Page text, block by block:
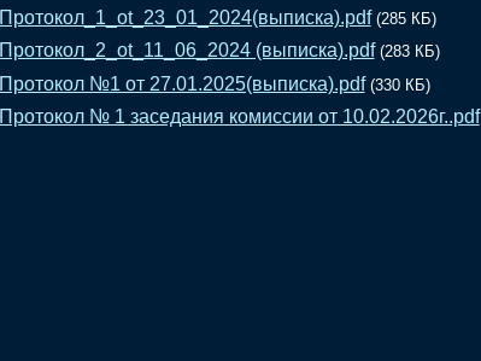
Протокол_1_ot_23_01_2024(выписка).pdf (285 КБ)
Протокол_2_ot_11_06_2024 (выписка).pdf (283 КБ)
Протокол №1 от 27.01.2025(выписка).pdf (330 КБ)
Протокол № 1 заседания комиссии от 10.02.2026г..pdf